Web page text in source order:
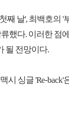
째 날', 최백호의
했다. 이러한 점
될 전망이다.
시 싱글 'Re-